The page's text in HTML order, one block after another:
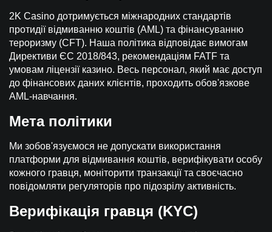
2K Casino дотримується міжнародних стандартів
протидії відмиванню коштів (AML) та фінансуванню
тероризму (CFT). Наша політика відповідає вимогам
Директиви ЄС 2018/843, рекомендаціям FATF та
умовам ліцензії казино. Весь персонал, який має доступ
до фінансових даних клієнтів, проходить обов'язкове
AML-навчання.
Мета політики
Ми зобов'язуємося не допускати використання
платформи для відмивання коштів, верифікувати особу
кожного гравця, моніторити транзакції та своєчасно
повідомляти регуляторів про підозрілу активність.
Верифікація гравця (KYC)